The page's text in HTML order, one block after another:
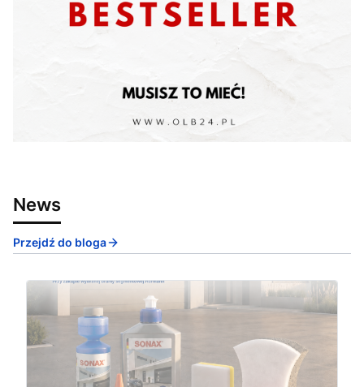
News
Przejdź do bloga